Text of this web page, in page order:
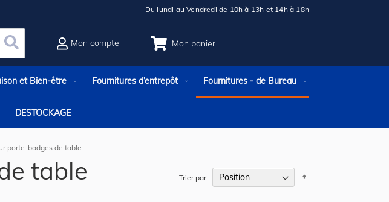
Du lundi au Vendredi de 10h à 13h et 14h à 18h
Mon panier
Rechercher
Mon compte
et Bien-être Fournitures d’entrepôt Fournitures - de Bureau
DESTOCKAGE
porte-badges de table
table Trier par